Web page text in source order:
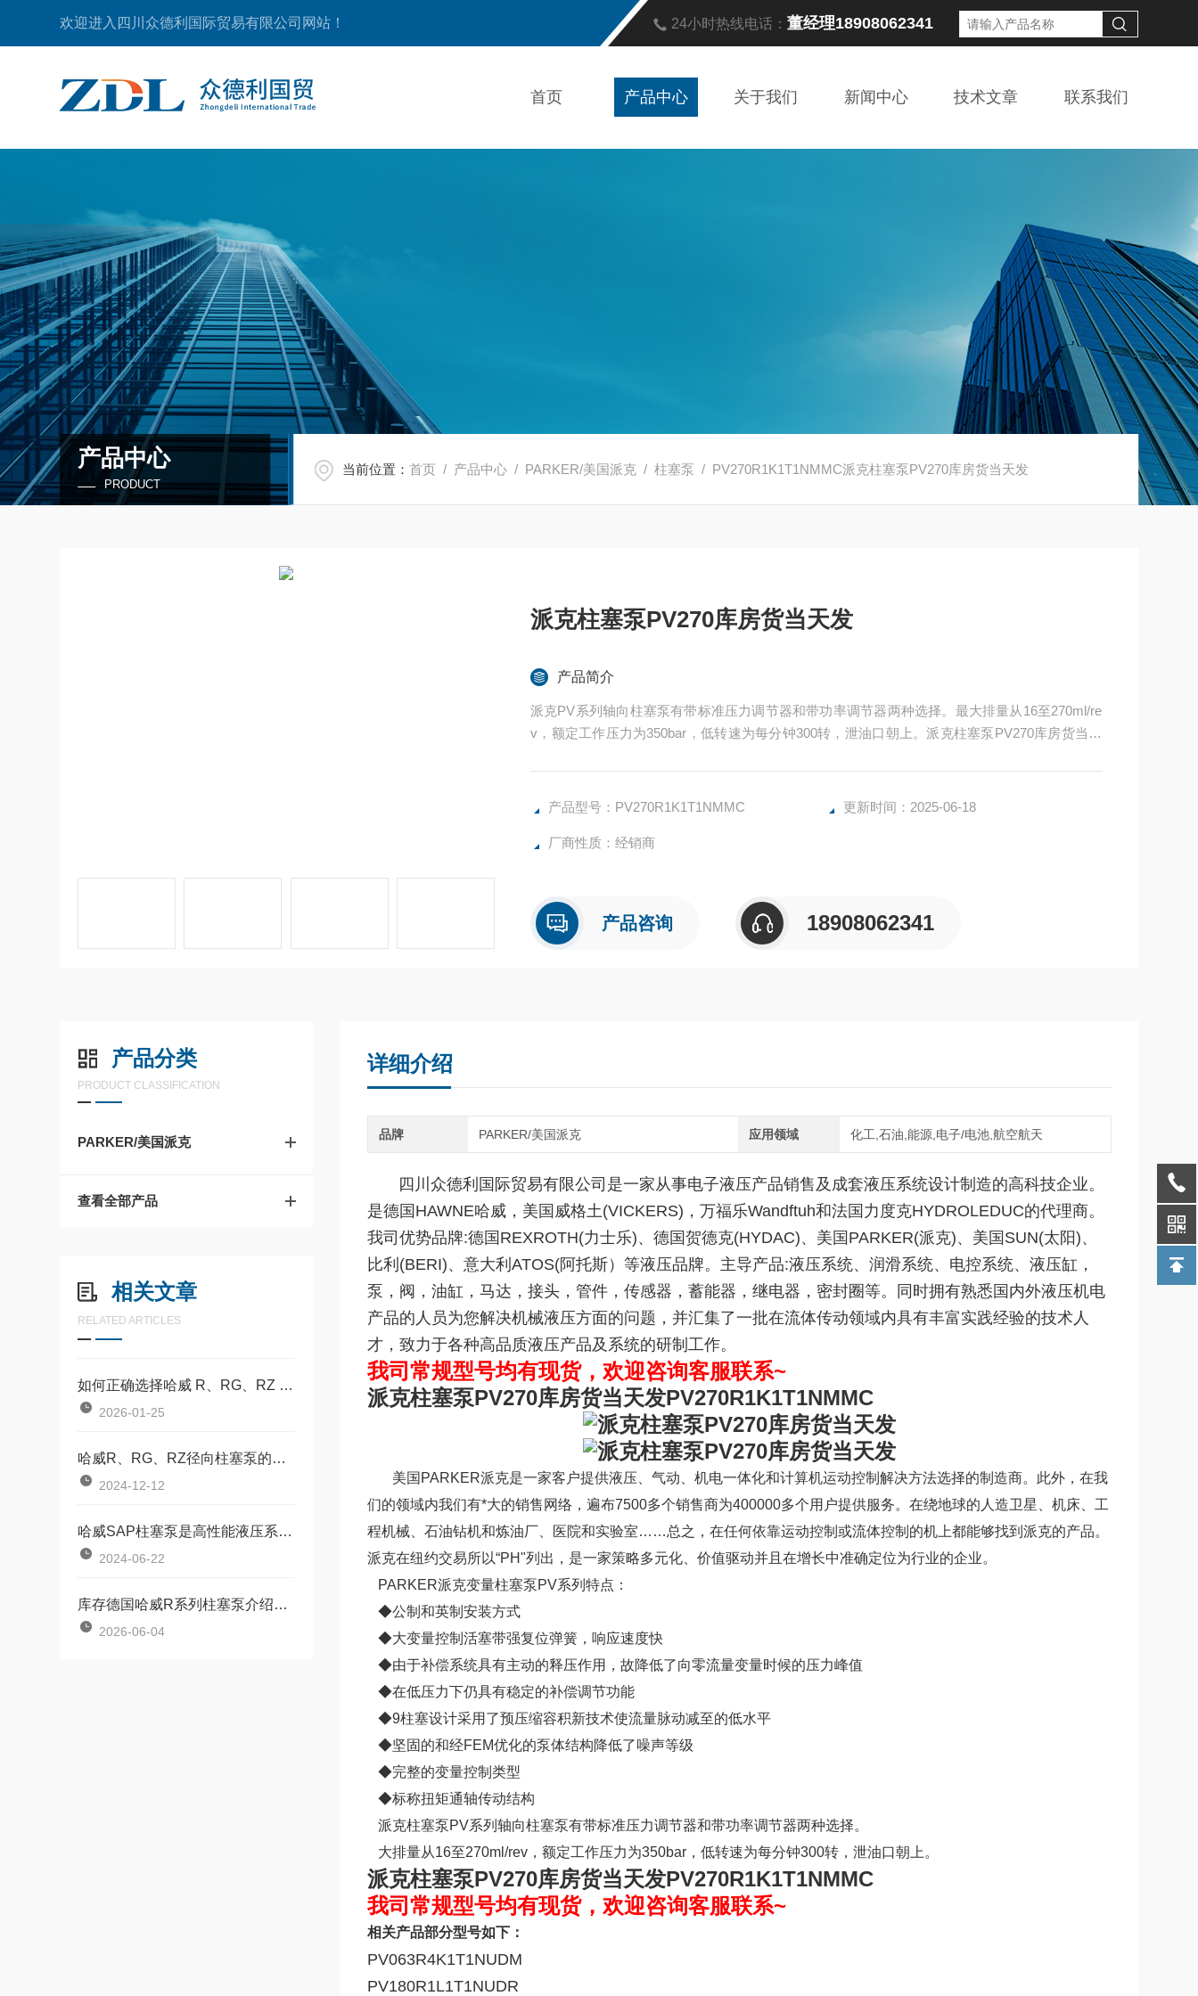
欢迎进入四川众德利国际贸易有限公司网站！ 24小时热线电话：董经理18908062341
首页 产品中心 关于我们 新闻中心 技术文章 联系我们
产品中心
PRODUCT
当前位置：首页 / 产品中心 / PARKER/美国派克 /柱塞泵 / PV270R1K1T1NMMC派克柱塞泵PV270库房货当天发
派克柱塞泵PV270库房货当天发
产品简介
派克PV系列轴向柱塞泵有带标准压力调节器和带功率调节器两种选择。最大排量从16至270ml/re
v，额定工作压力为350bar，低转速为每分钟300转，泄油口朝上。派克柱塞泵PV270库房货当天
产品型号：PV270R1K1T1NMMC 更新时间：2025-06-18
厂商性质：经销商
产品咨询 18908062341
产品分类
PRODUCT CLASSIFICATION
PARKER/美国派克
查看全部产品
相关文章
RELATED ARTICLES
如何正确选择哈威 R、RG、RZ 径向柱塞泵？
2026-01-25
哈威R、RG、RZ径向柱塞泵的维护与保养指南
2024-12-12
哈威SAP柱塞泵是高性能液压系统的核心组件
2024-06-22
库存德国哈威R系列柱塞泵介绍R、RG 型径向柱塞泵
2026-06-04
详细介绍
品牌 PARKER/美国派克 应用领域 化工,石油,能源,电子/电池,航空航天
四川众德利国际贸易有限公司是一家从事电子液压产品销售及成套液压系统设计制造的高科技企业。
是德国HAWNE哈威，美国威格土(VICKERS)，万福乐Wandftuh和法国力度克HYDROLEDUC的代理商。
我司优势品牌:德国REXROTH(力士乐)、德国贺德克(HYDAC)、美国PARKER(派克)、美国SUN(太阳)、
比利(BERI)、意大利ATOS(阿托斯）等液压品牌。主导产品:液压系统、润滑系统、电控系统、液压缸，
泵，阀，油缸，马达，接头，管件，传感器，蓄能器，继电器，密封圈等。同时拥有熟悉国内外液压机电
产品的人员为您解决机械液压方面的问题，并汇集了一批在流体传动领域内具有丰富实践经验的技术人
才，致力于各种高品质液压产品及系统的研制工作。
我司常规型号均有现货，欢迎咨询客服联系~
派克柱塞泵PV270库房货当天发PV270R1K1T1NMMC
美国PARKER派克是一家客户提供液压、气动、机电一体化和计算机运动控制解决方法选择的制造商。此外，在我
们的领域内我们有*大的销售网络，遍布7500多个销售商为400000多个用户提供服务。在绕地球的人造卫星、机床、工
程机械、石油钻机和炼油厂、医院和实验室……总之，在任何依靠运动控制或流体控制的机上都能够找到派克的产品。
派克在纽约交易所以“PH"列出，是一家策略多元化、价值驱动并且在增长中准确定位为行业的企业。
PARKER派克变量柱塞泵PV系列特点：
◆公制和英制安装方式
◆大变量控制活塞带强复位弹簧，响应速度快
◆由于补偿系统具有主动的释压作用，故降低了向零流量变量时候的压力峰值
◆在低压力下仍具有稳定的补偿调节功能
◆9柱塞设计采用了预压缩容积新技术使流量脉动减至的低水平
◆坚固的和经FEM优化的泵体结构降低了噪声等级
◆完整的变量控制类型
◆标称扭矩通轴传动结构
派克柱塞泵PV系列轴向柱塞泵有带标准压力调节器和带功率调节器两种选择。
大排量从16至270ml/rev，额定工作压力为350bar，低转速为每分钟300转，泄油口朝上。
派克柱塞泵PV270库房货当天发PV270R1K1T1NMMC
我司常规型号均有现货，欢迎咨询客服联系~
相关产品部分型号如下：
PV063R4K1T1NUDM
PV180R1L1T1NUDR